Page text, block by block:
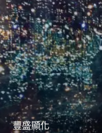
豐盛顯化